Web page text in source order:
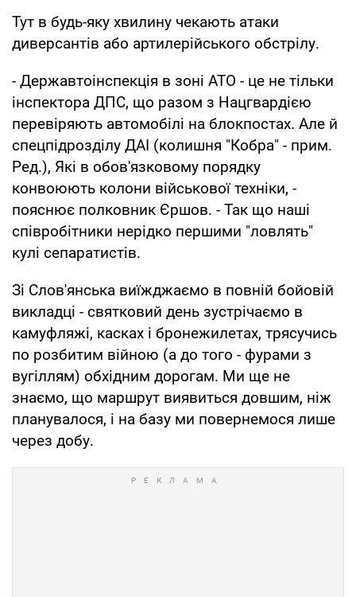
Тут в будь-яку хвилину чекають атаки
диверсантів або артилерійського обстрілу.
- Державтоінспекція в зоні АТО - це не тільки
інспектора ДПС, що разом з Нацгвардією
перевіряють автомобілі на блокпостах. Але й
спецпідрозділу ДАІ (колишня "Кобра" - прим.
Ред.), Які в обов'язковому порядку
конвоюють колони військової техніки, -
пояснює полковник Єршов. - Так що наші
співробітники нерідко першими "ловлять"
кулі сепаратистів.
Зі Слов'янська виїжджаємо в повній бойовій
викладці - святковий день зустрічаємо в
камуфляжі, касках і бронежилетах, трясучись
по розбитим війною (а до того - фурами з
вугіллям) обхідним дорогам. Ми ще не
знаємо, що маршрут виявиться довшим, ніж
планувалося, і на базу ми повернемося лише
через добу.